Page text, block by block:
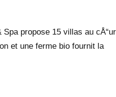
propose 15 villas au
et une ferme bio fournit la